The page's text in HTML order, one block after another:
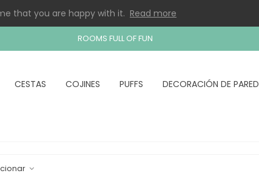
that you are happy with it. Read more
ROOMS FULL OF FUN
CESTAS COJINES PUFFS DECORACIÓN DE PARED